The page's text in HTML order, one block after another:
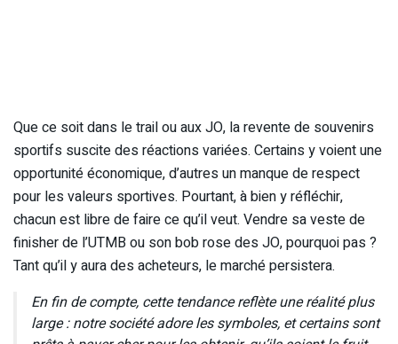
Que ce soit dans le trail ou aux JO, la revente de souvenirs
sportifs suscite des réactions variées. Certains y voient une
opportunité économique, d’autres un manque de respect
pour les valeurs sportives. Pourtant, à bien y réfléchir,
chacun est libre de faire ce qu’il veut. Vendre sa veste de
finisher de l’UTMB ou son bob rose des JO, pourquoi pas ?
Tant qu’il y aura des acheteurs, le marché persistera.
En fin de compte, cette tendance reflète une réalité plus
large : notre société adore les symboles, et certains sont